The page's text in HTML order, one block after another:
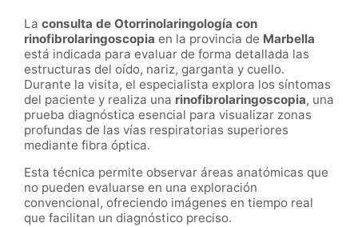
La consulta de Otorrinolaringología con
rinofibrolaringoscopia en la provincia de Marbella
está indicada para evaluar de forma detallada las
estructuras del oído, nariz, garganta y cuello.
Durante la visita, el especialista explora los síntomas
del paciente y realiza una rinofibrolaringoscopia, una
prueba diagnóstica esencial para visualizar zonas
profundas de las vías respiratorias superiores
mediante fibra óptica.
Esta técnica permite observar áreas anatómicas que
no pueden evaluarse en una exploración
convencional, ofreciendo imágenes en tiempo real
que facilitan un diagnóstico preciso.